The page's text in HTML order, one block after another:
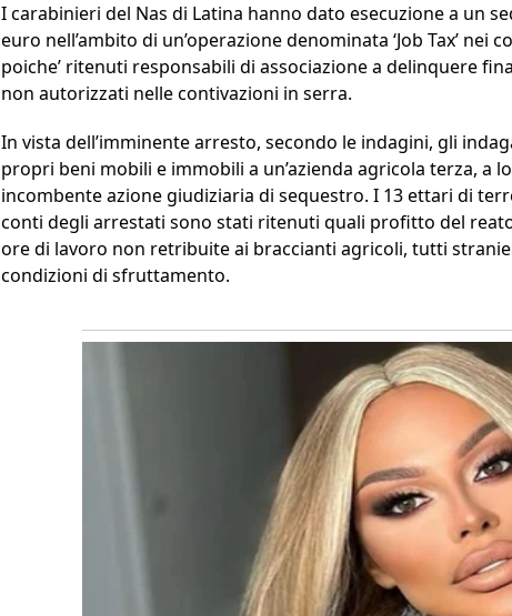
I carabinieri del Nas di Latina hanno dato esecuzione a un
euro nell’ambito di un’operazione denominata ‘Job Tax’
poiche’ ritenuti responsabili di associazione a delinquere
non autorizzati nelle contivazioni in serra.
In vista dell’imminente arresto, secondo le indagini, gli
propri beni mobili e immobili a un’azienda agricola terza, a
incombente azione giudiziaria di sequestro. I 13 ettari di
conti degli arrestati sono stati ritenuti quali profitto del
ore di lavoro non retribuite ai braccianti agricoli, tutti
condizioni di sfruttamento.